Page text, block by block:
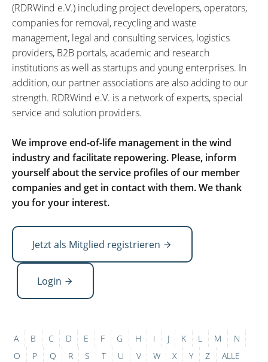
(RDRWind e.V.) including project developers, operators,
companies for removal, recycling and waste
management, legal and consulting services, logistics
providers, B2B portals, academic and research
institutions as well as startups and young enterprises. In
addition, our partner associations are also adding to our
strength. RDRWind e.V. is a network of experts, special
service and solution providers.
We improve end-of-life management in the wind
industry and facilitate repowering. Please, inform
yourself about the service profiles of our member
companies and get in contact with them. We thank
you for your interest.
Jetzt als Mitglied registrieren
Login
A B C D E F G H I J K L M
N
O
P Q R S T U V W X Y Z ALLE